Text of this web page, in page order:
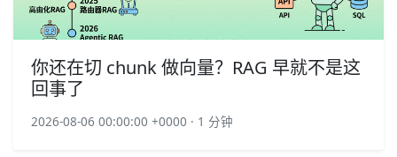
你还在切 chunk 做向量？RAG 早就不是这
回事了
2026-08-06 00:00:00 +0000 · 1 分钟